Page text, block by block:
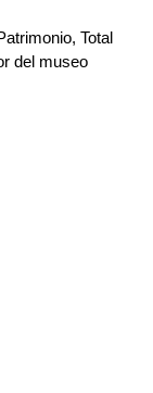
Total
del museo